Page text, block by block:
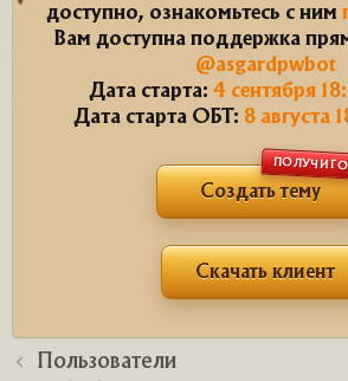
доступно, ознакомьтесь с ним
Вам доступна поддержка
@asgardpwbot
Дата старта: 4 сентября
Дата старта ОБТ: 8
Создать тему
ПОЛУЧИ
Скачать клиент
Пользователи